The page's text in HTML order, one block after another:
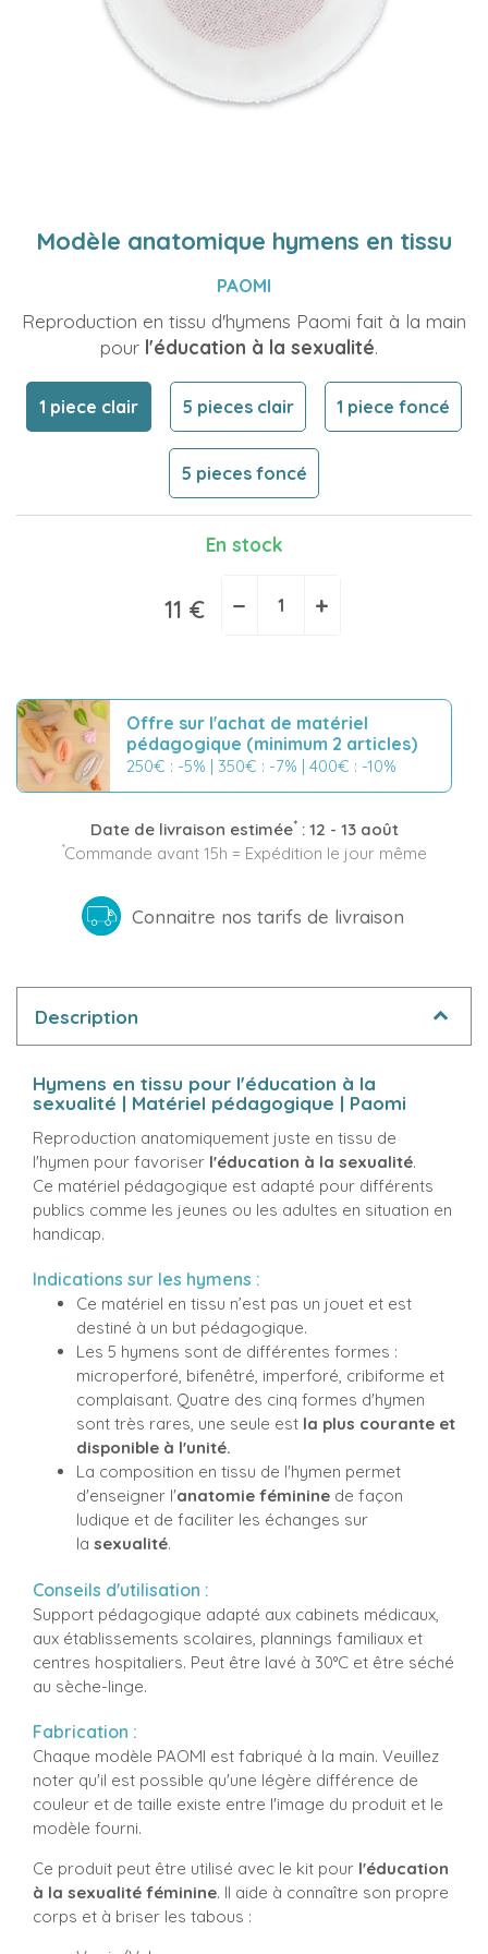
Modèle anatomique hymens en tissu
PAOMI
Reproduction en tissu d'hymens Paomi fait à la main
pourl'éducation à la sexualité.
1 piece clair 5 pieces clair 1 piece foncé
5 pieces foncé
En stock
11 € − +
Offre sur l'achat de matériel
pédagogique (minimum 2 articles)
250€ : -5% | 350€ : -7% | 400€ : -10%
Date de livraison estimée*: 12 - 13 août
*Commande avant 15h = Expédition le jour même
Connaitre nos tarifs de livraison
Description
Hymens en tissu pour l'éducation à la
sexualité | Matériel pédagogique | Paomi
Reproduction anatomiquement juste en tissu de
l'hymen pour favoriser l'éducation à la sexualité.
Ce matériel pédagogique est adapté pour différents
publics comme les jeunes ou les adultes en situation en
handicap.
Indications sur les hymens :
Ce matériel en tissu n’est pas un jouet et est
destiné à un but pédagogique.
Les 5 hymens sont de différentes formes :
microperforé, bifenêtré, imperforé, cribiforme et
complaisant. Quatre des cinq formes d'hymen
sont très rares, une seule est la plus courante et
disponible à l'unité.
La composition en tissu de l'hymen permet
d'enseigner l'anatomie féminine de façon
ludique et de faciliter les échanges sur
la sexualité.
Conseils d'utilisation :
Support pédagogique adapté aux cabinets médicaux,
aux établissements scolaires, plannings familiaux et
centres hospitaliers. Peut être lavé à 30°C et être séché
au sèche-linge.
Fabrication :
Chaque modèle PAOMI est fabriqué à la main. Veuillez
noter qu'il est possible qu'une légère différence de
couleur et de taille existe entre l'image du produit et le
modèle fourni.
Ce produit peut être utilisé avec le kit pour l'éducation
à la sexualité féminine. Il aide à connaître son propre
corps et à briser les tabous :